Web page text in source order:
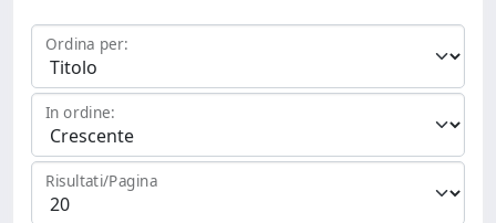
Ordina per:
In ordine:
Risultati/Pagina